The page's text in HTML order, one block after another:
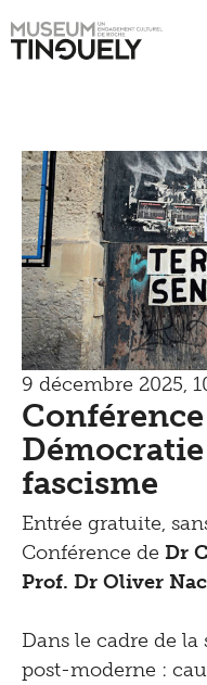
Hauptnavigation
to
9 décembre 2025,
Conférence |
fascisme
Entrée gratuite,
Conférence de Dr
Prof. Dr Oliver
Dans le cadre de la
post-moderne :